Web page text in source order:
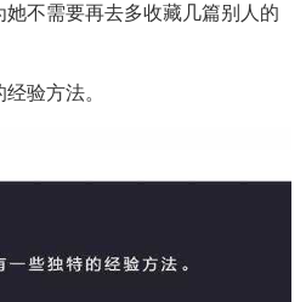
不需要再去多收藏几篇别人的
验方法。